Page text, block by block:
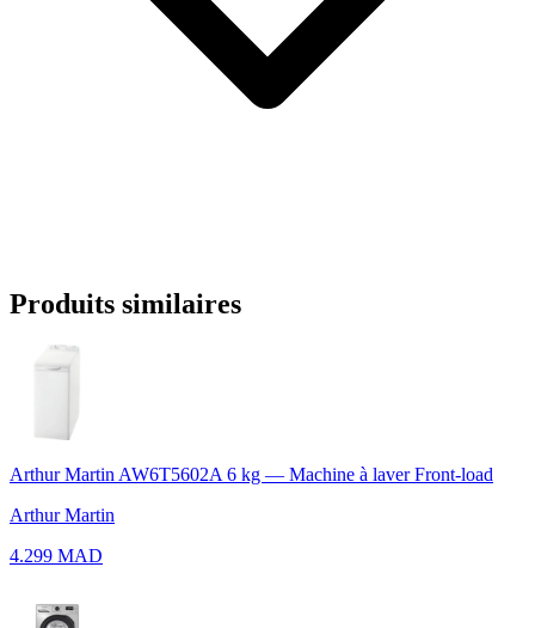
Produits similaires
Arthur Martin AW6T5602A 6 kg — Machine à laver Front-load
Arthur Martin
4.299 MAD